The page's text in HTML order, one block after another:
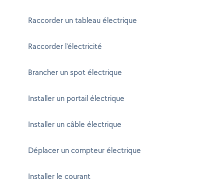
Raccorder un tableau électrique
Raccorder l'électricité
Brancher un spot électrique
Installer un portail électrique
Installer un câble électrique
Déplacer un compteur électrique
Installer le courant